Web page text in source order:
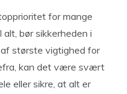
for mange
bør sikkerheden i
største vigtighed for
kan det være svært
eller sikre, at alt er